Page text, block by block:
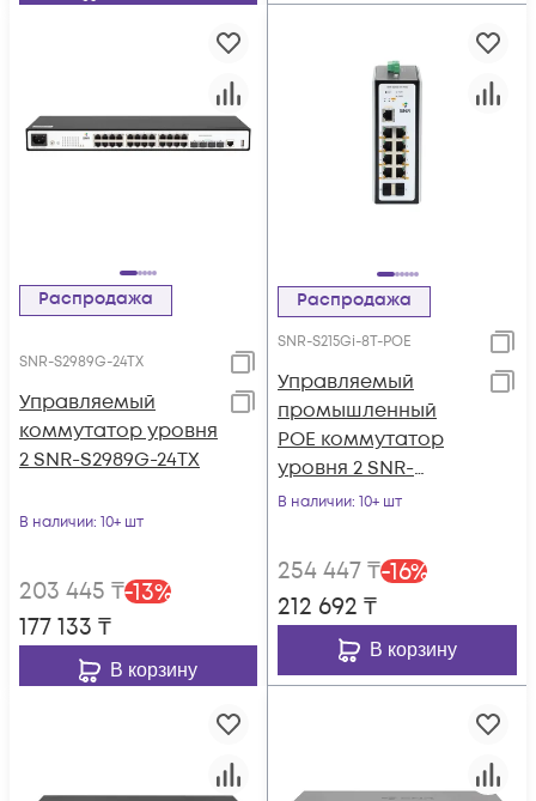
Распродажа
SNR-S2989G-24TX
Управляемый
коммутатор уровня
2 SNR-S2989G-24TX
В наличии: 10+ шт
203 445 ₸-13%
177 133 ₸
В корзину
Распродажа
SNR-S215Gi-8T-POE
Управляемый
промышленный
POE коммутатор
уровня 2 SNR-
S215Gi-8T-POE
В наличии: 10+ шт
254 447₸-16%
212 692 ₸
В корзину